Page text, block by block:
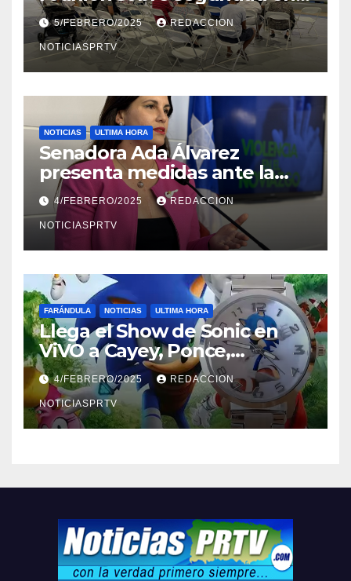
Reparto Metropolitano
5/FEBRERO/2025 REDACCION
NOTICIASPRTV
NOTICIAS ULTIMA HORA
Senadora Ada Álvarez
presenta medidas ante la
violencia en el noviazgo
4/FEBRERO/2025 REDACCION
NOTICIASPRTV
FARÁNDULA NOTICIAS ULTIMA HORA
Llega el Show de Sonic en
ViVO a Cayey, Ponce,
Barceloneta y Humacao,
Relojes gratis para el que
compre ahora….
4/FEBRERO/2025 REDACCION
NOTICIASPRTV